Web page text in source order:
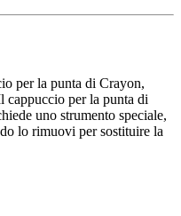
per la punta di Crayon,
per la punta di
uno strumento speciale,
lo rimuovi per sostituire la